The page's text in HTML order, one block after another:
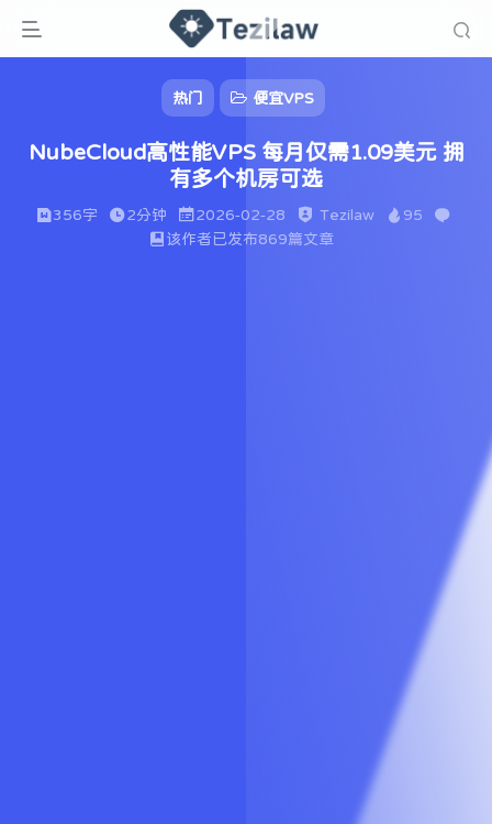
热门 便宜VPS
NubeCloud高性能VPS 每月仅需1.09美元 拥
有多个机房可选
356字 2分钟 2026-02-28 Tezilaw
95
该作者已发布869篇文章